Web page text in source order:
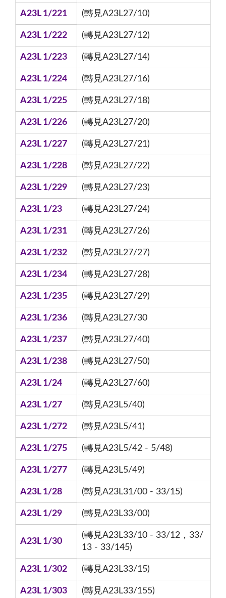
A23L 1/221 (轉見A23L27/10)
A23L 1/222 (轉見A23L27/12)
A23L 1/223 (轉見A23L27/14)
A23L 1/224 (轉見A23L27/16)
A23L 1/225 (轉見A23L27/18)
A23L 1/226 (轉見A23L27/20)
A23L 1/227 (轉見A23L27/21)
A23L 1/228 (轉見A23L27/22)
A23L 1/229 (轉見A23L27/23)
A23L 1/23 (轉見A23L27/24)
A23L 1/231 (轉見A23L27/26)
A23L 1/232 (轉見A23L27/27)
A23L 1/234 (轉見A23L27/28)
A23L 1/235 (轉見A23L27/29)
A23L 1/236 (轉見A23L27/30
A23L 1/237 (轉見A23L27/40)
A23L 1/238 (轉見A23L27/50)
A23L 1/24 (轉見A23L27/60)
A23L 1/27 (轉見A23L5/40)
A23L 1/272 (轉見A23L5/41)
A23L 1/275 (轉見A23L5/42 - 5/48)
A23L 1/277 (轉見A23L5/49)
A23L 1/28 (轉見A23L31/00 - 33/15)
A23L 1/29 (轉見A23L33/00)
A23L 1/30
(轉見A23L33/10 - 33/12，33/
13 - 33/145)
A23L 1/302 (轉見A23L33/15)
A23L 1/303 (轉見A23L33/155)